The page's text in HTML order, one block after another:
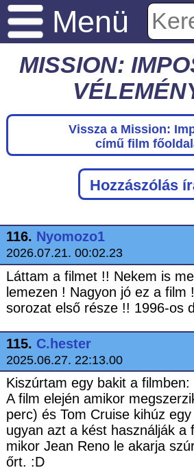
Menü
MISSION:
Vissza a Mission:
című film
Hozzászólás
116. Nyomozo1
2026.07.21. 00:02.23
Láttam a filmet !! Nekem is
lemezen ! Nagyon jó ez a film
sorozat első része !! 1996-os
115. C.hester
2025.06.27. 22:13.00
Kiszúrtam egy bakit a filmben:
A film elején amikor
perc) és Tom Cruise kihúz
ugyan azt a kést használják a
mikor Jean Reno le akarja
őrt. :D